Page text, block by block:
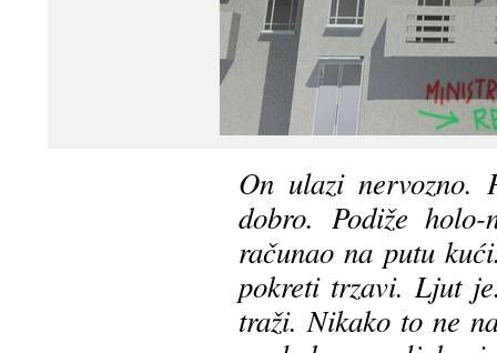
On ulazi nervozno.
dobro. Podiže
računao na putu
pokreti trzavi. Ljut
traži. Nikako to ne